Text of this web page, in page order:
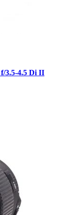
3.5-4.5 Di II